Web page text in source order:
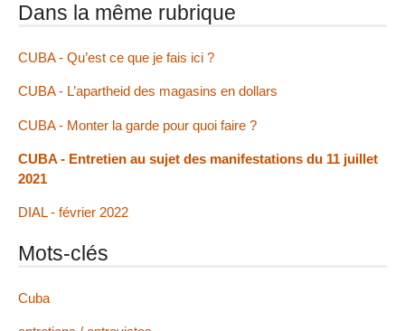
Dans la même rubrique
CUBA - Qu’est ce que je fais ici ?
CUBA - L’apartheid des magasins en dollars
CUBA - Monter la garde pour quoi faire ?
CUBA - Entretien au sujet des manifestations du 11 juillet
2021
DIAL - février 2022
Mots-clés
Cuba